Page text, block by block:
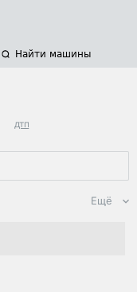
Найти машины
дтп
Ещё